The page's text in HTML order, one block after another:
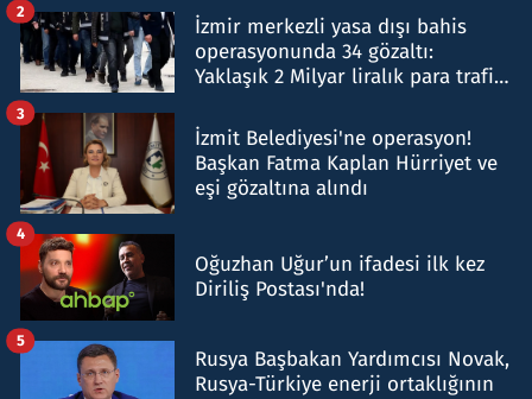
İzmir merkezli yasa dışı bahis
operasyonunda 34 gözaltı:
Yaklaşık 2 Milyar liralık para trafiği
2
İzmit Belediyesi'ne operasyon!
Başkan Fatma Kaplan Hürriyet ve
eşi gözaltına alındı
3
Oğuzhan Uğur’un ifadesi ilk kez
Diriliş Postası'nda!
4
Rusya Başbakan Yardımcısı Novak,
Rusya-Türkiye enerji ortaklığının
5